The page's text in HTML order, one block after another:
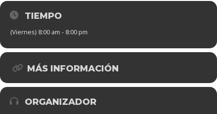
TIEMPO
(Viernes) 8:00 am - 8:00 pm
MÁS INFORMACIÓN
ORGANIZADOR